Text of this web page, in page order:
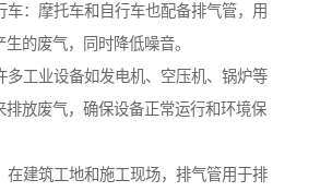
车：摩托车和自行车也配备排气管，用
的废气，同时降低噪音。
多工业设备如发电机、空压机、锅炉等
排放废气，确保设备正常运行和环境保
在建筑工地和施工现场，排气管用于排